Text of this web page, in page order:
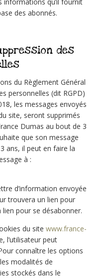
des abonnés.
des
du Règlement Général
personnelles (dit RGPD)
les messages envoyés
site, seront supprimés
Dumas au bout de 3
que son message
ans, il peut en faire la
à :
d’information envoyée
trouvera un lien pour
pour se désabonner.
du site www.france-
l’utilisateur peut
connaître les options
modalités de
stockés dans le